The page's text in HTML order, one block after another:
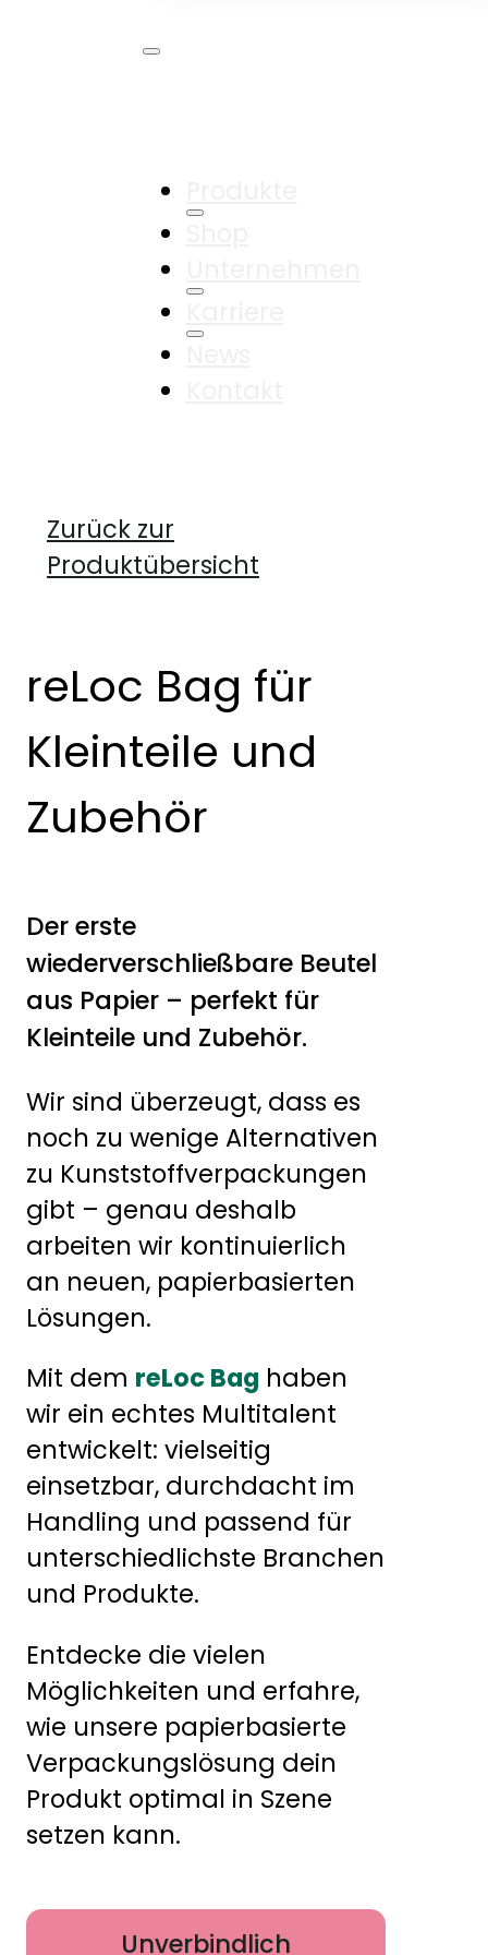
Zurück zur
Produktübersicht
reLoc Bag für
Kleinteile und
Zubehör
Der erste
wiederverschließbare Beutel
aus Papier – perfekt für
Kleinteile und Zubehör.
Wir sind überzeugt, dass es
noch zu wenige Alternativen
zu Kunststoffverpackungen
gibt – genau deshalb
arbeiten wir kontinuierlich
an neuen, papierbasierten
Lösungen.
Mit dem reLoc Bag haben
wir ein echtes Multitalent
entwickelt: vielseitig
einsetzbar, durchdacht im
Handling und passend für
unterschiedlichste Branchen
und Produkte.
Entdecke die vielen
Möglichkeiten und erfahre,
wie unsere papierbasierte
Verpackungslösung dein
Produkt optimal in Szene
setzen kann.
Unverbindlich